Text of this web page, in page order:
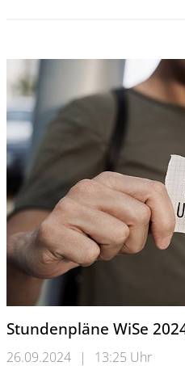
Stundenpläne WiSe
26.09.2024 | 13:25 Uhr